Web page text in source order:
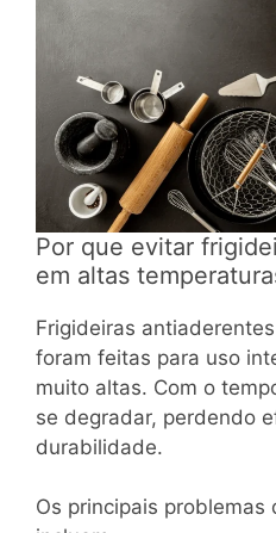
Por que evitar
em altas
Frigideiras
foram feitas para uso
muito altas. Com o
se degradar, perdendo
durabilidade.
Os principais